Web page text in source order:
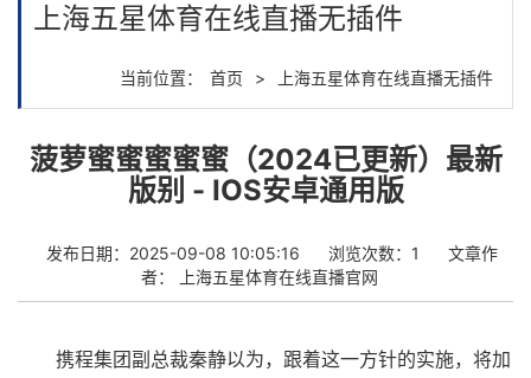
上海五星体育在线直播无插件
当前位置： 首页 > 上海五星体育在线直播无插件
菠萝蜜蜜蜜蜜蜜（2024已更新）最新
版别 - IOS安卓通用版
发布日期：2025-09-08 10:05:16 浏览次数：1
文章作
者：
上海五星体育在线直播官网
携程集团副总裁秦静以为，跟着这一方针的实施，将加